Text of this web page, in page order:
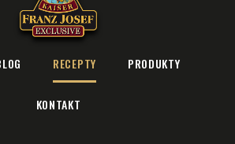
RECEPTY PRODUKTY
KONTAKT